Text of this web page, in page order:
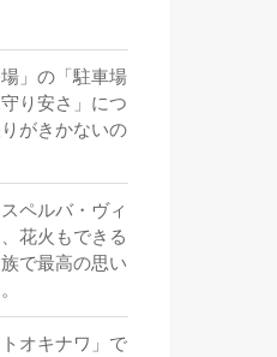
」の「駐車場
り安さ」につ
がきかないの
ペルバ・ヴィ
花火もできる
で最高の思い
オキナワ」で